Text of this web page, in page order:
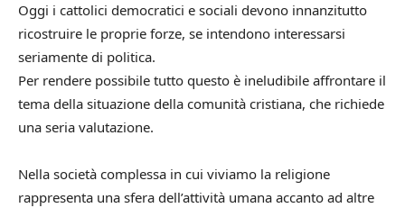
Oggi i cattolici democratici e sociali devono innanzitutto
ricostruire le proprie forze, se intendono interessarsi
seriamente di politica.
Per rendere possibile tutto questo è ineludibile affrontare il
tema della situazione della comunità cristiana, che richiede
una seria valutazione.
Nella società complessa in cui viviamo la religione
rappresenta una sfera dell’attività umana accanto ad altre